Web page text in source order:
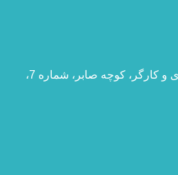
تهران، انقلاب، تقاطع جمهوری و کارگر، کوچه صابر، شماره 7،